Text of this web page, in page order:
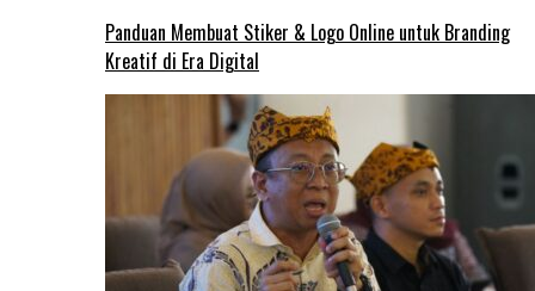
Panduan Membuat Stiker & Logo Online untuk Branding
Kreatif di Era Digital